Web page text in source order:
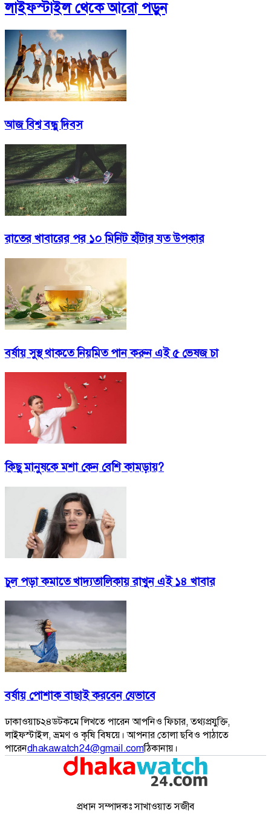
লাইফস্টাইলথেকে আরো পড়ুন
আজ বিশ্ব বন্ধু দিবস
রাতের খাবারের পর ১০ মিনিট হাঁটার যত উপকার
বর্ষায় সুস্থ থাকতে নিয়মিত পান করুন এই ৫ ভেষজ চা
কিছু মানুষকে মশা কেন বেশি কামড়ায়?
চুল পড়া কমাতে খাদ্যতালিকায় রাখুন এই ১৪ খাবার
বর্ষায় পোশাক বাছাই করবেন যেভাবে
ঢাকাওয়াচ২৪ডটকমে লিখতে পারেন আপনিও ফিচার, তথ্যপ্রযুক্তি,
লাইফস্টাইল, ভ্রমণ ও কৃষি বিষয়ে। আপনার তোলা ছবিও পাঠাতে
পারেনdhakawatch24@gmail.comঠিকানায়।
প্রধান সম্পাদকঃ সাখাওয়াত সজীব